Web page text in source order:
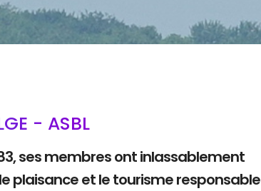
- ASBL
ses membres ont inlassablement
plaisance et le tourisme responsable